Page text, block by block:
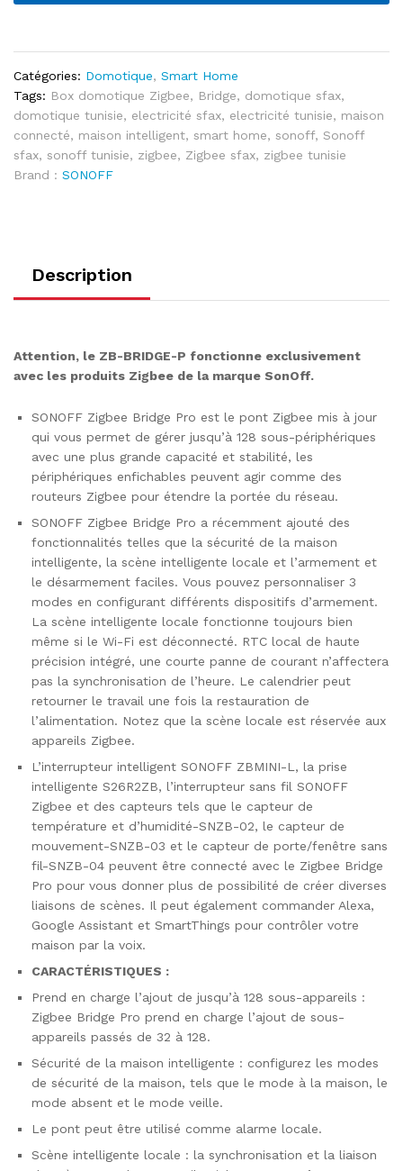
Catégories: Domotique, Smart Home
Tags: Box domotique Zigbee, Bridge, domotique sfax,
domotique tunisie, electricité sfax, electricité tunisie, maison
connecté, maison intelligent, smart home, sonoff, Sonoff
sfax, sonoff tunisie, zigbee, Zigbee sfax, zigbee tunisie
Brand : SONOFF
Description
Attention, le ZB-BRIDGE-P fonctionne exclusivement
avec les produits Zigbee de la marque SonOff.
SONOFF Zigbee Bridge Pro est le pont Zigbee mis à jour
qui vous permet de gérer jusqu’à 128 sous-périphériques
avec une plus grande capacité et stabilité, les
périphériques enfichables peuvent agir comme des
routeurs Zigbee pour étendre la portée du réseau.
SONOFF Zigbee Bridge Pro a récemment ajouté des
fonctionnalités telles que la sécurité de la maison
intelligente, la scène intelligente locale et l’armement et
le désarmement faciles. Vous pouvez personnaliser 3
modes en configurant différents dispositifs d’armement.
La scène intelligente locale fonctionne toujours bien
même si le Wi-Fi est déconnecté. RTC local de haute
précision intégré, une courte panne de courant n’affectera
pas la synchronisation de l’heure. Le calendrier peut
retourner le travail une fois la restauration de
l’alimentation. Notez que la scène locale est réservée aux
appareils Zigbee.
L’interrupteur intelligent SONOFF ZBMINI-L, la prise
intelligente S26R2ZB, l’interrupteur sans fil SONOFF
Zigbee et des capteurs tels que le capteur de
température et d’humidité-SNZB-02, le capteur de
mouvement-SNZB-03 et le capteur de porte/fenêtre sans
fil-SNZB-04 peuvent être connecté avec le Zigbee Bridge
Pro pour vous donner plus de possibilité de créer diverses
liaisons de scènes. Il peut également commander Alexa,
Google Assistant et SmartThings pour contrôler votre
maison par la voix.
CARACTÉRISTIQUES :
Prend en charge l’ajout de jusqu’à 128 sous-appareils :
Zigbee Bridge Pro prend en charge l’ajout de sous-
appareils passés de 32 à 128.
Sécurité de la maison intelligente : configurez les modes
de sécurité de la maison, tels que le mode à la maison, le
mode absent et le mode veille.
Le pont peut être utilisé comme alarme locale.
Scène intelligente locale : la synchronisation et la liaison